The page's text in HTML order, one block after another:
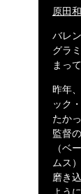
原田
バレ
グラ
まっ
昨年
ック
たか
監督
（ベ
ムス
磨き